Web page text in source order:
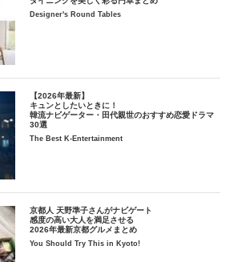
Designer's Round Tables
【2026年最新】
キュンとしたいときに！
韓流ナビゲーター・田代親世のおすすめ恋愛ドラマ
30選
The Best K-Entertainment
京都人 天野準子さんがナビゲート
感度の高い大人を満足させる
2026年最新京都グルメまとめ
You Should Try This in Kyoto!